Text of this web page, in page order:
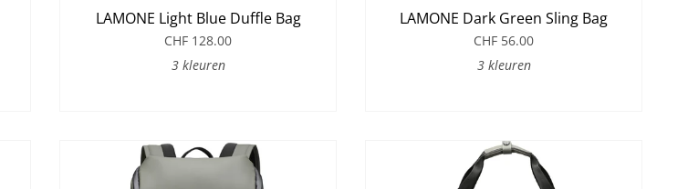
LAMONE Light Blue Duffle Bag
CHF 128.00
3 kleuren
LAMONE Dark Green Sling Bag
CHF 56.00
3 kleuren